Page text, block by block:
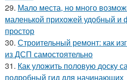
29. Мало места, но много
маленькой прихожей удобный и
простор
30. Строительный ремонт: как
из ДСП самостоятельно
31. Как уложить половую доску
подробный гид для начинающих